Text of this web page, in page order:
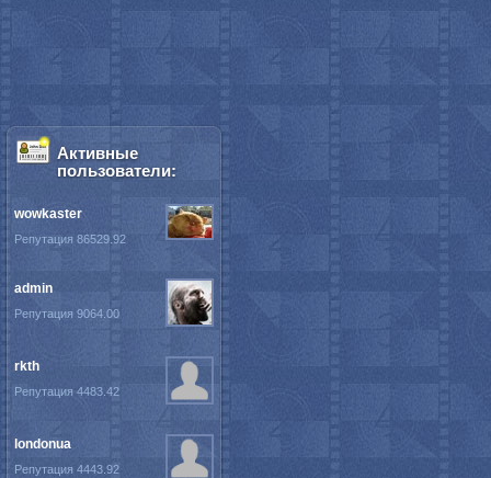
Активные
пользователи:
wowkaster
Репутация 86529.92
admin
Репутация 9064.00
rkth
Репутация 4483.42
londonua
Репутация 4443.92